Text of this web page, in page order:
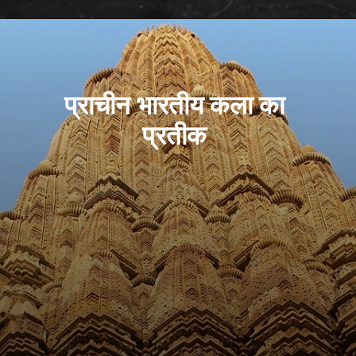
प्राचीन भारतीय कला का
प्रतीक